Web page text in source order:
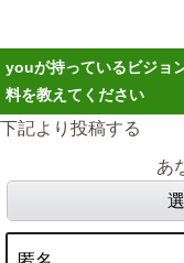
youが持っているビジョ
料を教えてください
下記より投稿する
あ